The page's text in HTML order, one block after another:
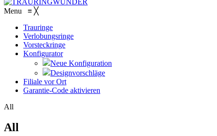
Menu ≡ ╳
Trauringe
Verlobungsringe
Vorsteckringe
Konfigurator
Neue Konfiguration
Designvorschläge
Filiale vor Ort
Garantie-Code aktivieren
All
All